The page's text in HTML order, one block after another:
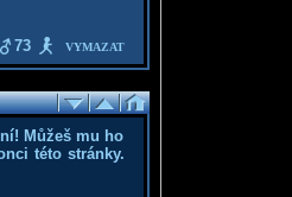
73 VYMAZAT
Můžeš mu ho
této stránky.